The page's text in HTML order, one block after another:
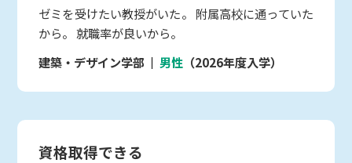
ゼミを受けたい教授がいた。 附属高校に通っていた
から。 就職率が良いから。
建築・デザイン学部
男性 （2026年度入学）
資格取得できる